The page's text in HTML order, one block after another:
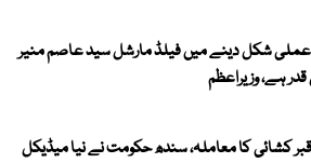
شکل دینے میں فیلڈ مارشل سید عاصم منیر
قدر ہے، وزیراعظم
کشائی کا معاملہ، سندھ حکومت نے نیا میڈیکل